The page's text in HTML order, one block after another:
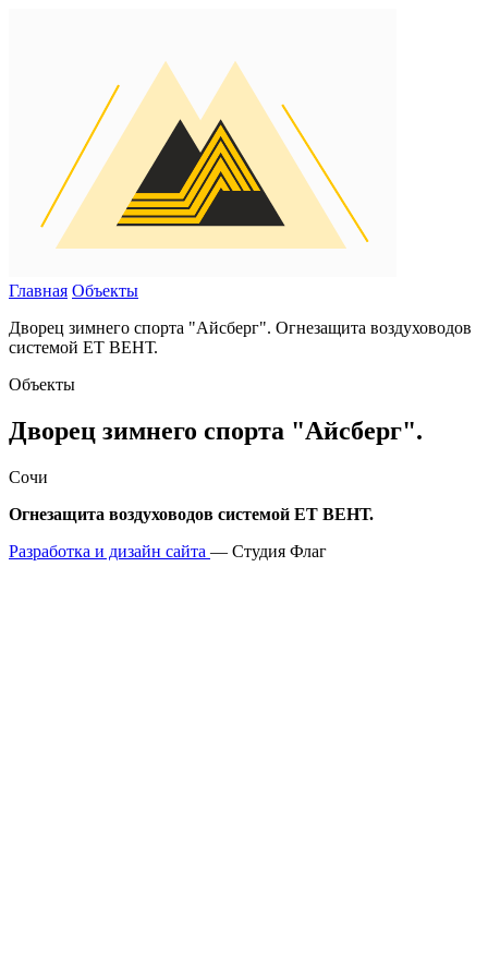
Главная Объекты
Дворец зимнего спорта "Айсберг". Огнезащита воздуховодов
системой ET ВЕНТ.
Объекты
Дворец зимнего спорта "Айсберг".
Сочи
Огнезащита воздуховодов системой ET ВЕНТ.
Разработка и дизайн сайта — Студия Флаг